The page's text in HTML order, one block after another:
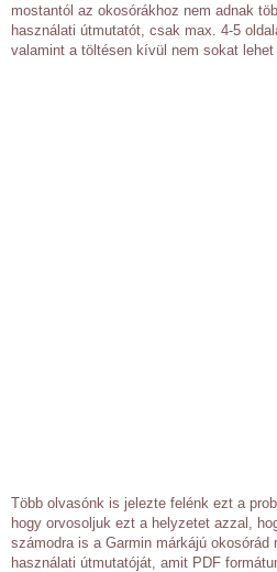
mostantól az okosórákhoz nem adnak
használati útmutatót, csak max. 4-5
valamint a töltésen kívül nem sokat lehet
Több olvasónk is jelezte felénk ezt a
hogy orvosoljuk ezt a helyzetet azzal,
számodra is a Garmin márkájú okosórád
használati útmutatóját, amit PDF